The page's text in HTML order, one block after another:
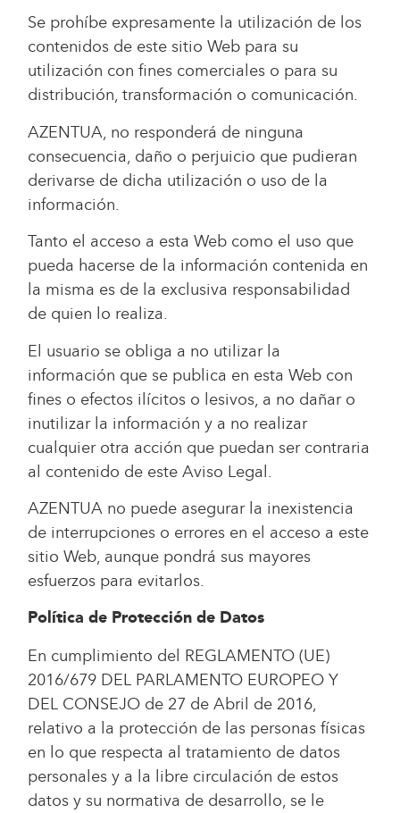
Se prohíbe expresamente la utilización de los
contenidos de este sitio Web para su
utilización con fines comerciales o para su
distribución, transformación o comunicación.
AZENTUA, no responderá de ninguna
consecuencia, daño o perjuicio que pudieran
derivarse de dicha utilización o uso de la
información.
Tanto el acceso a esta Web como el uso que
pueda hacerse de la información contenida en
la misma es de la exclusiva responsabilidad
de quien lo realiza.
El usuario se obliga a no utilizar la
información que se publica en esta Web con
fines o efectos ilícitos o lesivos, a no dañar o
inutilizar la información y a no realizar
cualquier otra acción que puedan ser contraria
al contenido de este Aviso Legal.
AZENTUA no puede asegurar la inexistencia
de interrupciones o errores en el acceso a este
sitio Web, aunque pondrá sus mayores
esfuerzos para evitarlos.
Política de Protección de Datos
En cumplimiento del REGLAMENTO (UE)
2016/679 DEL PARLAMENTO EUROPEO Y
DEL CONSEJO de 27 de Abril de 2016,
relativo a la protección de las personas físicas
en lo que respecta al tratamiento de datos
personales y a la libre circulación de estos
datos y su normativa de desarrollo, se le